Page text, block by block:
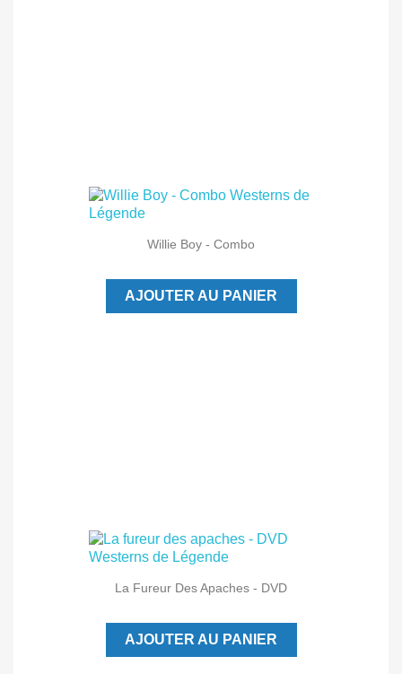
Willie Boy - Combo
AJOUTER AU PANIER
La Fureur Des Apaches - DVD
AJOUTER AU PANIER